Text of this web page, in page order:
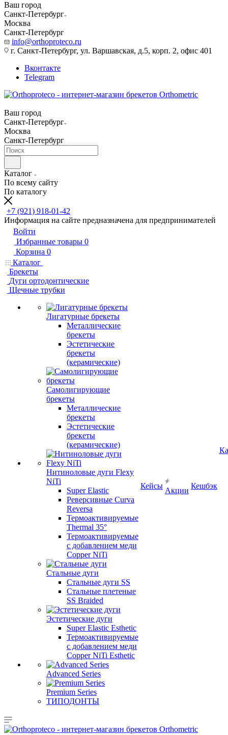
Ваш город
Санкт-Петербург
Москва
Санкт-Петербург
info@orthoproteco.ru
г. Санкт-Петербург, ул. Варшавская, д.5, корп. 2, офис 401
Вконтакте
Telegram
Ваш город
Санкт-Петербург
Москва
Санкт-Петербург
Каталог
По всему сайту
По каталогу
+7 (921) 918-01-42
Информация на сайте предназначена для предпринимателей
Войти
Избранные товары 0
Корзина 0
Каталог
Брекеты
Дуги ортодонтические
Щечные трубки
Лигатурные брекеты
Металлические
брекеты
Эстетические
брекеты
(керамические)
Самолигирующие
брекеты
Металлические
брекеты
Эстетические
брекеты
(керамические)
Нитиноловые дуги Flexy
NiTi
Super Elastic
Реверсивные Curva
Reversa
Термоактивируемые
Thermal 35°
Термоактивируемые
с добавлением меди
Copper NiTi
Стальные дуги
Стальные дуги SS
Стальные плетеные
SS Braided
Эстетические дуги
Super Elastic Esthetic
Термоактивируемые
с добавлением меди
Copper NiTi Esthetic
Advanced Series
Premium Series
ТИПОДОНТЫ
Кейсы
Акции
Кешбэк